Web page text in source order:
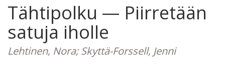
Tähtipolku — Piirretään
satuja iholle
Lehtinen, Nora; Skyttä-Forssell, Jenni